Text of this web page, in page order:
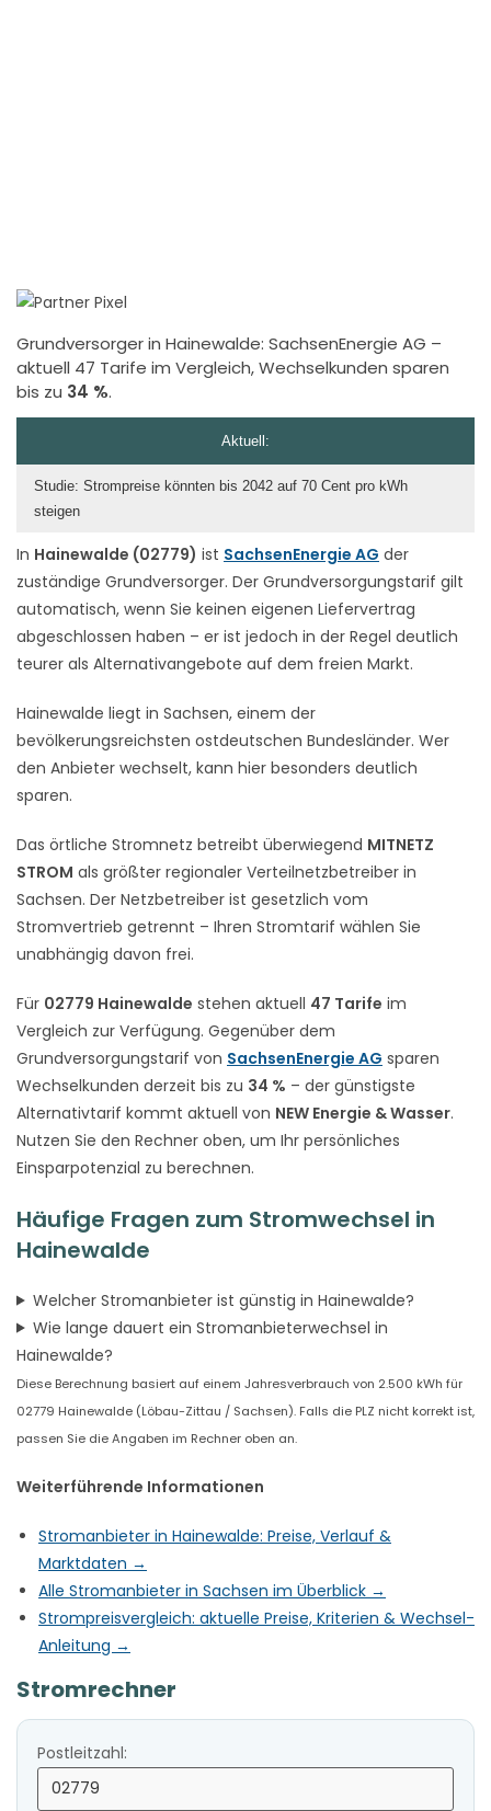
Grundversorger in Hainewalde: SachsenEnergie AG –
aktuell 47 Tarife im Vergleich, Wechselkunden sparen
bis zu 34 %.
In Hainewalde (02779) ist SachsenEnergie AG der
zuständige Grundversorger. Der Grundversorgungstarif gilt
automatisch, wenn Sie keinen eigenen Liefervertrag
abgeschlossen haben – er ist jedoch in der Regel deutlich
teurer als Alternativangebote auf dem freien Markt.
Hainewalde liegt in Sachsen, einem der
bevölkerungsreichsten ostdeutschen Bundesländer. Wer
den Anbieter wechselt, kann hier besonders deutlich
sparen.
Das örtliche Stromnetz betreibt überwiegend MITNETZ
STROM als größter regionaler Verteilnetzbetreiber in
Sachsen. Der Netzbetreiber ist gesetzlich vom
Stromvertrieb getrennt – Ihren Stromtarif wählen Sie
unabhängig davon frei.
Für 02779 Hainewalde stehen aktuell 47 Tarife im
Vergleich zur Verfügung. Gegenüber dem
Grundversorgungstarif von SachsenEnergie AG sparen
Wechselkunden derzeit bis zu 34 % – der günstigste
Alternativtarif kommt aktuell von NEW Energie & Wasser.
Nutzen Sie den Rechner oben, um Ihr persönliches
Einsparpotenzial zu berechnen.
Häufige Fragen zum Stromwechsel in
Hainewalde
Welcher Stromanbieter ist günstig in Hainewalde?
Wie lange dauert ein Stromanbieterwechsel in
Hainewalde?
Diese Berechnung basiert auf einem Jahresverbrauch von 2.500 kWh für
02779 Hainewalde (Löbau-Zittau / Sachsen). Falls die PLZ nicht korrekt ist,
passen Sie die Angaben im Rechner oben an.
Weiterführende Informationen
Stromanbieter in Hainewalde: Preise, Verlauf &
Marktdaten →
Alle Stromanbieter in Sachsen im Überblick →
Strompreisvergleich: aktuelle Preise, Kriterien & Wechsel-
Anleitung →
Aktuell:
Studie: Strompreise könnten bis 2042 auf 70 Cent pro kWh
steigen
Stromrechner
Postleitzahl: